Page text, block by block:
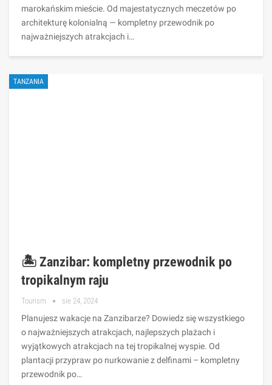
marokańskim mieście. Od majestatycznych meczetów po
architekturę kolonialną — kompletny przewodnik po
najważniejszych atrakcjach i…
TANZANIA
🏝️ Zanzibar: kompletny przewodnik po
tropikalnym raju
Tourism sie 24, 2024
Planujesz wakacje na Zanzibarze? Dowiedz się wszystkiego
o najważniejszych atrakcjach, najlepszych plażach i
wyjątkowych atrakcjach na tej tropikalnej wyspie. Od
plantacji przypraw po nurkowanie z delfinami – kompletny
przewodnik po…